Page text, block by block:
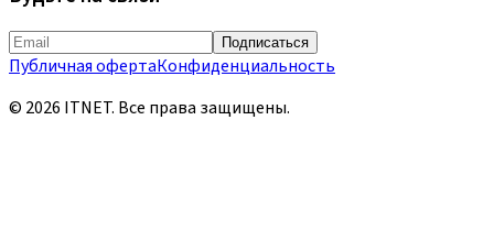
Подписаться
Публичная офертаКонфиденциальность
© 2026 ITNET. Все права защищены.